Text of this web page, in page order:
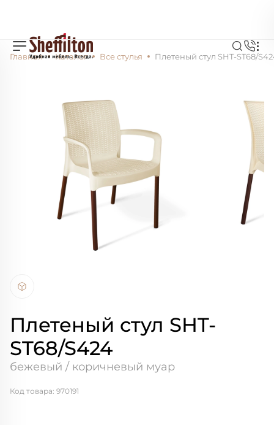
Главная Каталог Все стулья Плетеный стул SHT-ST68/
Плетеный стул SHT-
ST68/S424
бежевый / коричневый муар
Код товара: 970191